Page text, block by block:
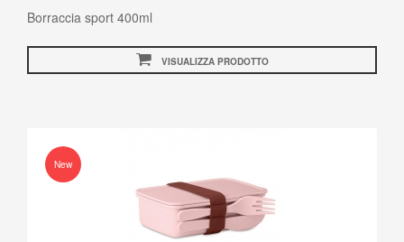
Borraccia sport 400ml
VISUALIZZA PRODOTTO
New